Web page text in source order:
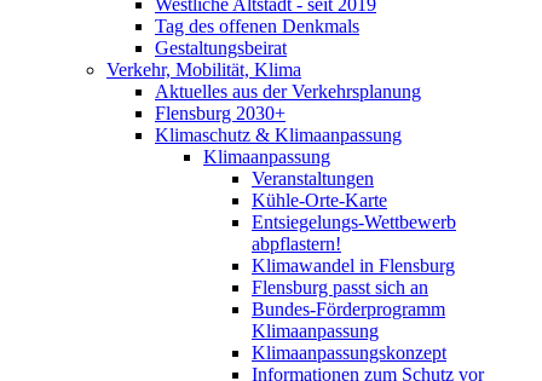
Westliche Altstadt - seit 2019
Tag des offenen Denkmals
Gestaltungsbeirat
Verkehr, Mobilität, Klima
Aktuelles aus der Verkehrsplanung
Flensburg 2030+
Klimaschutz & Klimaanpassung
Klimaanpassung
Veranstaltungen
Kühle-Orte-Karte
Entsiegelungs-Wettbewerb
abpflastern!
Klimawandel in Flensburg
Flensburg passt sich an
Bundes-Förderprogramm
Klimaanpassung
Klimaanpassungskonzept
Informationen zum Schutz vor